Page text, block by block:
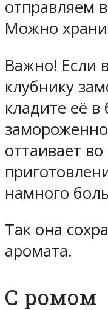
отправляем
Можно
Важно! Если
клубнику
кладите её в
оттаивает
намного
Так она
аромата.
С ромом